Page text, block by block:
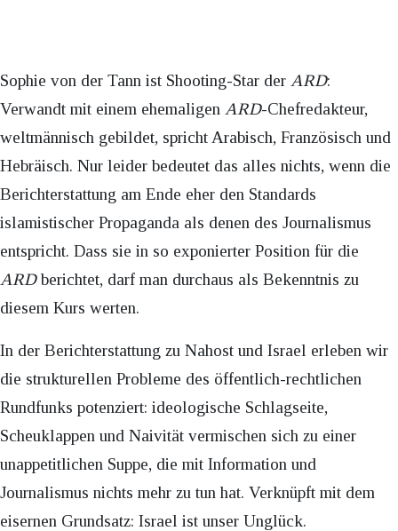
Sophie von der Tann ist Shooting-Star der ARD:
Verwandt mit einem ehemaligen ARD-Chefredakteur,
weltmännisch gebildet, spricht Arabisch, Französisch und
Hebräisch. Nur leider bedeutet das alles nichts, wenn die
Berichterstattung am Ende eher den Standards
islamistischer Propaganda als denen des Journalismus
entspricht. Dass sie in so exponierter Position für die
ARDberichtet, darf man durchaus als Bekenntnis zu
diesem Kurs werten.
In der Berichterstattung zu Nahost und Israel erleben wir
die strukturellen Probleme des öffentlich-rechtlichen
Rundfunks potenziert: ideologische Schlagseite,
Scheuklappen und Naivität vermischen sich zu einer
unappetitlichen Suppe, die mit Information und
Journalismus nichts mehr zu tun hat. Verknüpft mit dem
eisernen Grundsatz: Israel ist unser Unglück.